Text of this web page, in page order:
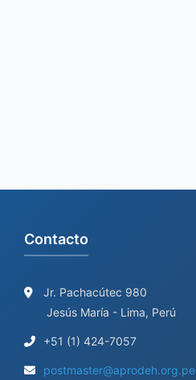
Contacto
Jr. Pachacútec 980
Jesús María - Lima, Perú
+51 (1) 424-7057
postmaster@aprodeh.org.pe